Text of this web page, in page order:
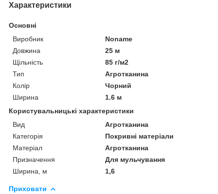
Характеристики
Основні
Виробник
Noname
Довжина
25 м
Щільність
85 г/м2
Тип
Агротканина
Колір
Чорний
Ширина
1.6 м
Користувальницькі характеристики
Вид
Агротканина
Категорія
Покривні матеріали
Матеріал
Агротканина
Призначення
Для мульчування
Ширина, м
1,6
Приховати